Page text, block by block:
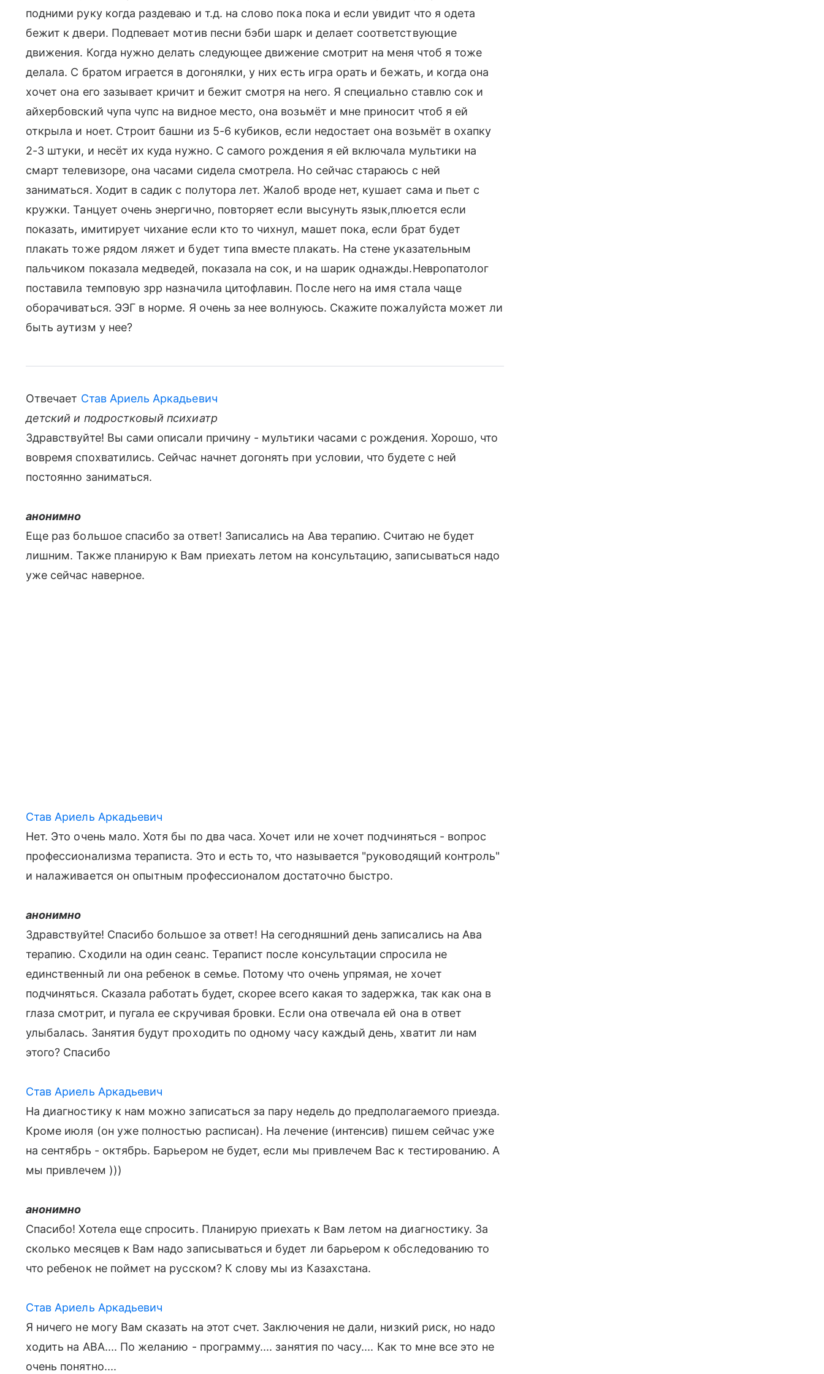
подними руку когда раздеваю и т.д. на слово пока пока и если увидит что я одета
бежит к двери. Подпевает мотив песни бэби шарк и делает соответствующие
движения. Когда нужно делать следующее движение смотрит на меня чтоб я тоже
делала. С братом играется в догонялки, у них есть игра орать и бежать, и когда она
хочет она его зазывает кричит и бежит смотря на него. Я специально ставлю сок и
айхербовский чупа чупс на видное место, она возьмёт и мне приносит чтоб я ей
открыла и ноет. Строит башни из 5-6 кубиков, если недостает она возьмёт в охапку
2-3 штуки, и несёт их куда нужно. С самого рождения я ей включала мультики на
смарт телевизоре, она часами сидела смотрела. Но сейчас стараюсь с ней
заниматься. Ходит в садик с полутора лет. Жалоб вроде нет, кушает сама и пьет с
кружки. Танцует очень энергично, повторяет если высунуть язык,плюется если
показать, имитирует чихание если кто то чихнул, машет пока, если брат будет
плакать тоже рядом ляжет и будет типа вместе плакать. На стене указательным
пальчиком показала медведей, показала на сок, и на шарик однажды.Невропатолог
поставила темповую зрр назначила цитофлавин. После него на имя стала чаще
оборачиваться. ЭЭГ в норме. Я очень за нее волнуюсь. Скажите пожалуйста может ли
быть аутизм у нее?
Отвечает Став Ариель Аркадьевич
детский и подростковый психиатр
Здравствуйте! Вы сами описали причину - мультики часами с рождения. Хорошо, что
вовремя спохватились. Сейчас начнет догонять при условии, что будете с ней
постоянно заниматься.
анонимно
Еще раз большое спасибо за ответ! Записались на Ава терапию. Считаю не будет
лишним. Также планирую к Вам приехать летом на консультацию, записываться надо
уже сейчас наверное.
Став Ариель Аркадьевич
Нет. Это очень мало. Хотя бы по два часа. Хочет или не хочет подчиняться - вопрос
профессионализма тераписта. Это и есть то, что называется "руководящий контроль"
и налаживается он опытным профессионалом достаточно быстро.
анонимно
Здравствуйте! Спасибо большое за ответ! На сегодняшний день записались на Ава
терапию. Сходили на один сеанс. Терапист после консультации спросила не
единственный ли она ребенок в семье. Потому что очень упрямая, не хочет
подчиняться. Сказала работать будет, скорее всего какая то задержка, так как она в
глаза смотрит, и пугала ее скручивая бровки. Если она отвечала ей она в ответ
улыбалась. Занятия будут проходить по одному часу каждый день, хватит ли нам
этого? Спасибо
Став Ариель Аркадьевич
На диагностику к нам можно записаться за пару недель до предполагаемого приезда.
Кроме июля (он уже полностью расписан). На лечение (интенсив) пишем сейчас уже
на сентябрь - октябрь. Барьером не будет, если мы привлечем Вас к тестированию. А
мы привлечем )))
анонимно
Спасибо! Хотела еще спросить. Планирую приехать к Вам летом на диагностику. За
сколько месяцев к Вам надо записываться и будет ли барьером к обследованию то
что ребенок не поймет на русском? К слову мы из Казахстана.
Став Ариель Аркадьевич
Я ничего не могу Вам сказать на этот счет. Заключения не дали, низкий риск, но надо
ходить на АВА.... По желанию - программу.... занятия по часу.... Как то мне все это не
очень понятно....